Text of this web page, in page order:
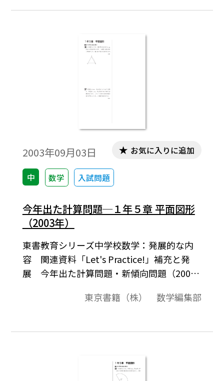
る問題については割愛しております。また，
一内容の問は1つの問題にまとめたりしてお
2003年09月03日
中 数学 入試問題
お気に入りに追加
今年出た計算問題─１年５章 平面図形
（2003年）
東書教育シリーズ中学校数学：発展的な内
容 関連資料「Let's Practice!」補充と発
展 今年出た計算問題・新傾向問題（2003
2003年２月から３月にかけて行われた公立
答問題も含む)だけを，教科書の単元にあわ
東京書籍（株） 数学編集部